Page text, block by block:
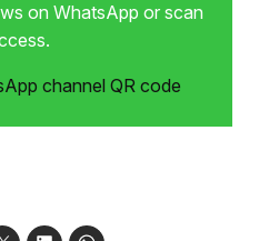
on WhatsApp or scan